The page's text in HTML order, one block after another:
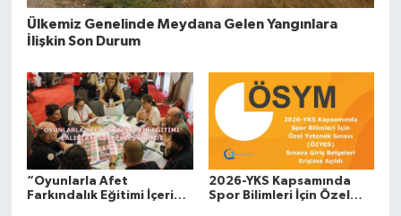
Ülkemiz Genelinde Meydana Gelen Yangınlara
İlişkin Son Durum
“Oyunlarla Afet
Farkındalık Eğitimi İçerik
2026-YKS Kapsamında
Spor Bilimleri İçin Özel